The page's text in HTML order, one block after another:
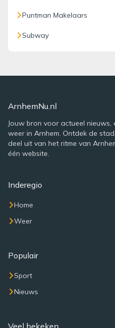
Puntman Makelaars
Subway
ArnhemNu.nl
Jouw bron voor actueel
weer in Arnhem. Ontdek de
deel uit van het ritme van
één website.
Inderegio
Home
Weer
Populair
Sport
Nieuws
Veel bekeken